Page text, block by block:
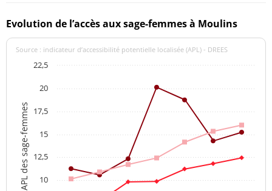
Evolution de l’accès aux sage-femmes à Moulins
APL des sage-femmes
Source : indicateur d’accessibilité potentielle localisée (APL) - DREES
10
12,5
15
17,5
20
22,5